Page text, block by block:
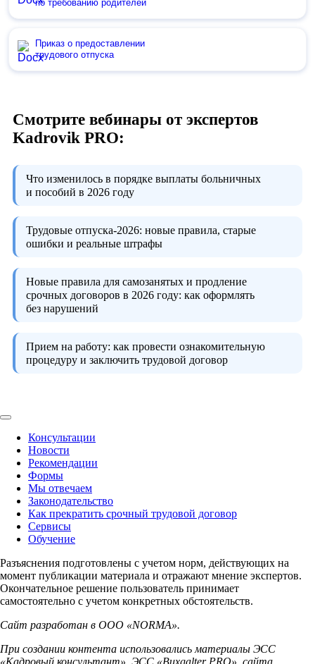
по требованию родителей
Приказ о предоставлении
трудового отпуска
Смотрите вебинары от экспертов
Kadrovik PRO:
Что изменилось в порядке выплаты больничных
и пособий в 2026 году
Трудовые отпуска-2026: новые правила, старые
ошибки и реальные штрафы
Новые правила для самозанятых и продление
срочных договоров в 2026 году: как оформлять
без нарушений
Прием на работу: как провести ознакомительную
процедуру и заключить трудовой договор
Консультации
Новости
Рекомендации
Формы
Мы отвечаем
Законодательство
Как прекратить срочный трудовой договор
Сервисы
Обучение
Разъяснения подготовлены с учетом норм, действующих на
момент публикации материала и отражают мнение экспертов.
Окончательное решение пользователь принимает
самостоятельно с учетом конкретных обстоятельств.
Сайт разработан в ООО «NORMA».
При создании контента использовались материалы ЭСС
«Кадровый консультант», ЭСС «Buxgalter PRO», сайта